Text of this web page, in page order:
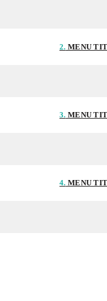
2. MENU
3. MENU
4. MENU